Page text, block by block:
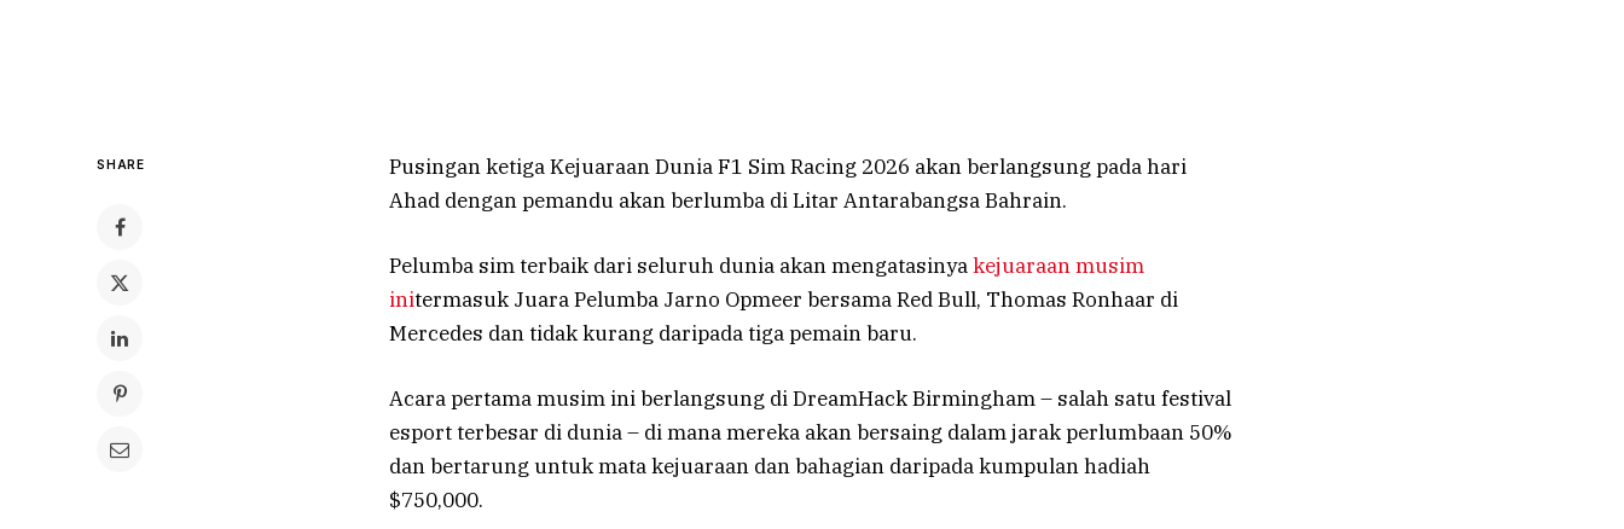
SHARE
Pusingan ketiga Kejuaraan Dunia F1 Sim Racing 2026 akan berlangsung pada hari
Ahad dengan pemandu akan berlumba di Litar Antarabangsa Bahrain.
Pelumba sim terbaik dari seluruh dunia akan mengatasinyakejuaraan musim
initermasuk Juara Pelumba Jarno Opmeer bersama Red Bull, Thomas Ronhaar di
Mercedes dan tidak kurang daripada tiga pemain baru.
Acara pertama musim ini berlangsung di DreamHack Birmingham – salah satu festival
esport terbesar di dunia – di mana mereka akan bersaing dalam jarak perlumbaan 50%
dan bertarung untuk mata kejuaraan dan bahagian daripada kumpulan hadiah
$750,000.